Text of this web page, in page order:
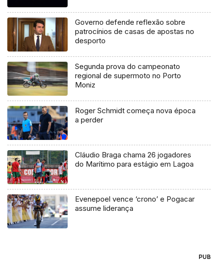
Governo defende reflexão sobre
patrocínios de casas de apostas no
desporto
Segunda prova do campeonato
regional de supermoto no Porto
Moniz
Roger Schmidt começa nova época
a perder
Cláudio Braga chama 26 jogadores
do Marítimo para estágio em Lagoa
Evenepoel vence ‘crono’ e Pogacar
assume liderança
PUB